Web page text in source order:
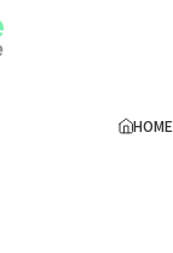
HOME